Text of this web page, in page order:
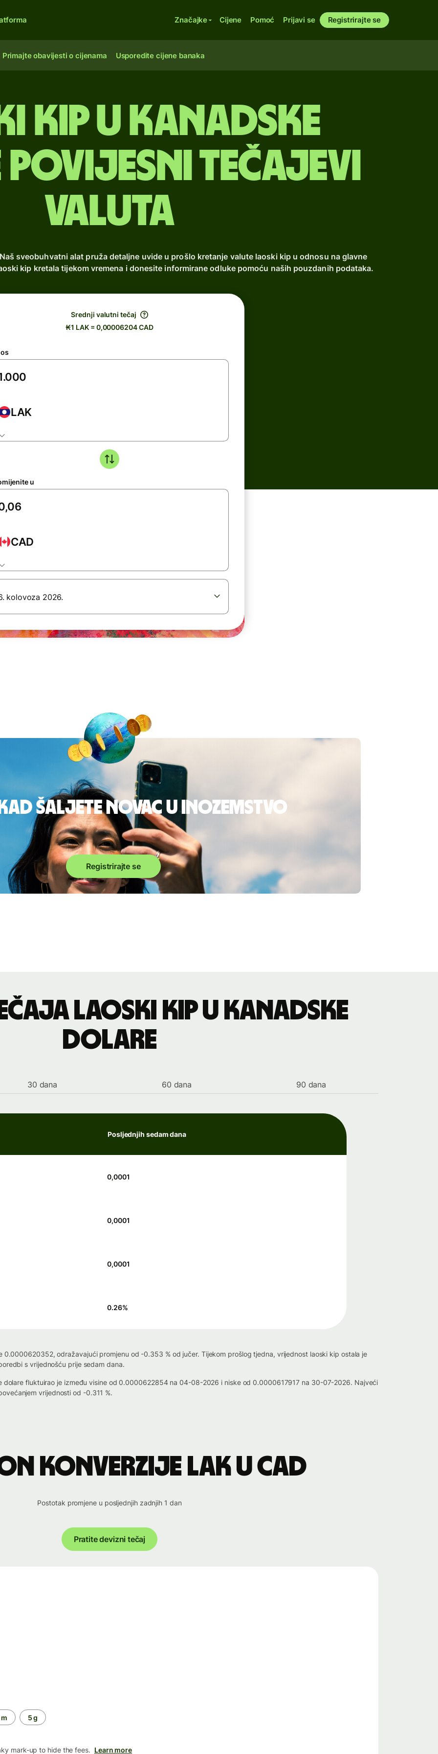
Značajke Cijene Pomoć Prijavi se Registrirajte se
Primajte obavijesti o cijenama Usporedite cijene banaka
kip u kanadske
tečajevi
valuta
sveobuhvatni alat pruža detaljne uvide u prošlo kretanje valute laoski kip u odnosu na glavne
kip kretala tijekom vremena i donesite informirane odluke pomoću naših pouzdanih podataka.
Srednji valutni tečaj
₭1 LAK = 0,00006204 CAD
LAK
u
CAD
kolovoza 2026.
šaljete novac u inozemstvo
Registrirajte se
laoski kip u kanadske
dolare
30 dana 60 dana 90 dana
Posljednjih sedam dana
0,0001
0,0001
0,0001
0.26%
0.0000620352, odražavajući promjenu od -0.353 % od jučer. Tijekom prošlog tjedna, vrijednost laoski kip ostala je
s vrijednošću prije sedam dana.
dolare fluktuirao je između visine od 0.0000622854 na 04-08-2026 i niske od 0.0000617917 na 30-07-2026. Najveći
vrijednosti od -0.311 %.
konverzije LAK u CAD
Postotak promjene u posljednjih zadnjih 1 dan
Pratite devizni tečaj
5 g
mark-up to hide the fees. Learn more